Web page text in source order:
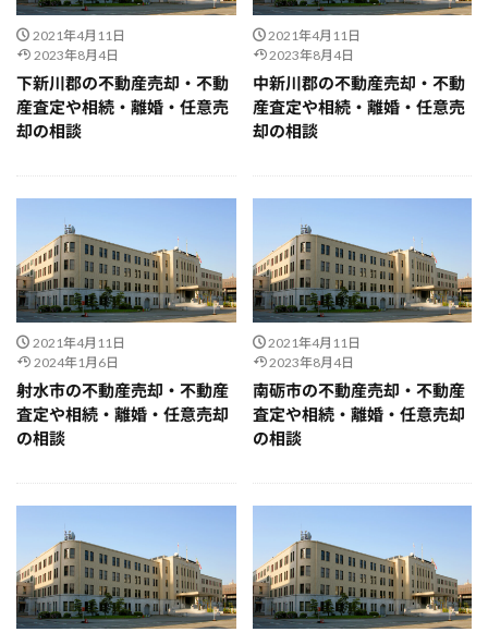
2021年4月11日
2023年8月4日
下新川郡の不動産売却・不動
産査定や相続・離婚・任意売
却の相談
2021年4月11日
2023年8月4日
中新川郡の不動産売却・不動
産査定や相続・離婚・任意売
却の相談
2021年4月11日
2024年1月6日
射水市の不動産売却・不動産
査定や相続・離婚・任意売却
の相談
2021年4月11日
2023年8月4日
南砺市の不動産売却・不動産
査定や相続・離婚・任意売却
の相談